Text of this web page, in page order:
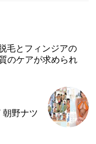
毛とフィンジアの
のケアが求められ
朝野ナツ